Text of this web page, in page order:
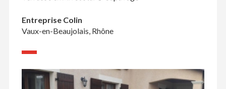
Entreprise Colin
Vaux-en-Beaujolais, Rhône